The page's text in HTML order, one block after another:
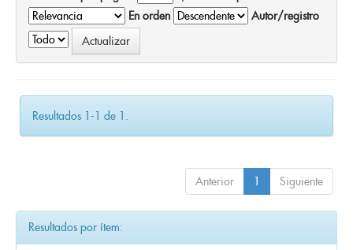
En orden
Autor/registro
Resultados 1-1 de 1.
Anterior 1 Siguiente
Resultados por ítem: